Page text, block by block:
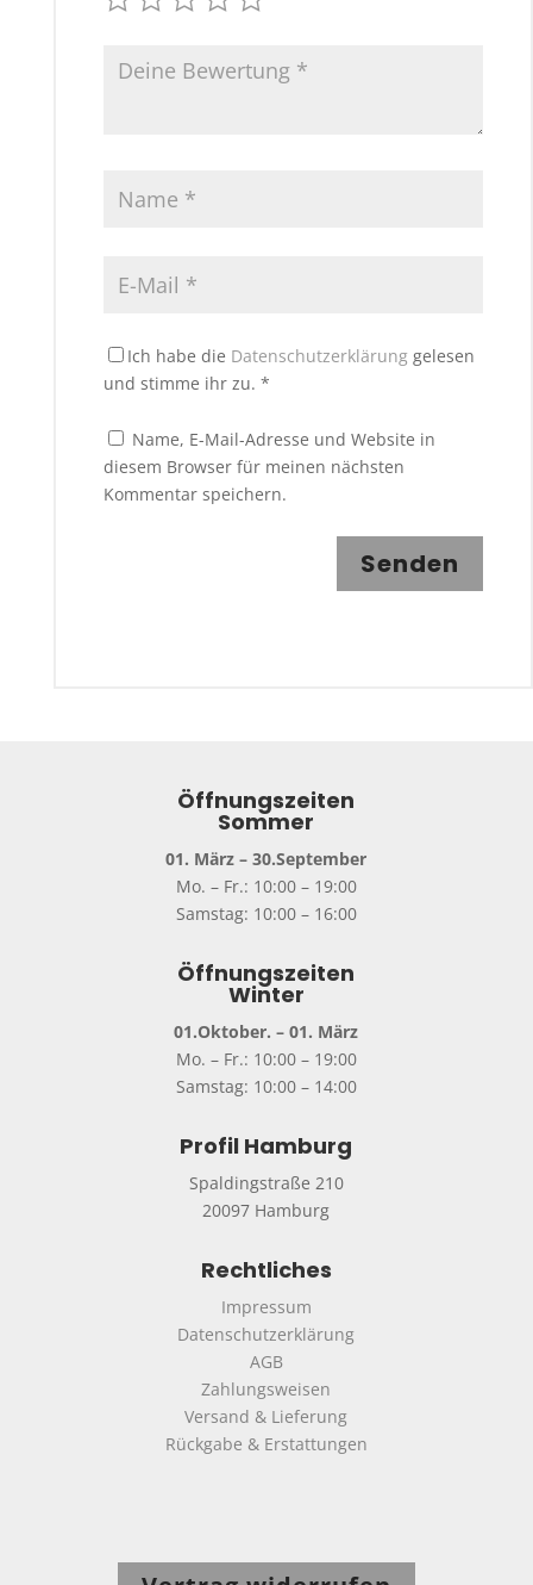
Ich habe die Datenschutzerklärunggelesen
und stimme ihr zu. *
Name, E-Mail-Adresse und Website in
diesem Browser für meinen nächsten
Kommentar speichern.
Senden
Öffnungszeiten
Sommer
01. März – 30.September
Mo. – Fr.: 10:00 – 19:00
Samstag: 10:00 – 16:00
Öffnungszeiten
Winter
01.Oktober. – 01. März
Mo. – Fr.: 10:00 – 19:00
Samstag: 10:00 – 14:00
Profil Hamburg
Spaldingstraße 210
20097 Hamburg
Rechtliches
Impressum
Datenschutzerklärung
AGB
Zahlungsweisen
Versand & Lieferung
Rückgabe & Erstattungen